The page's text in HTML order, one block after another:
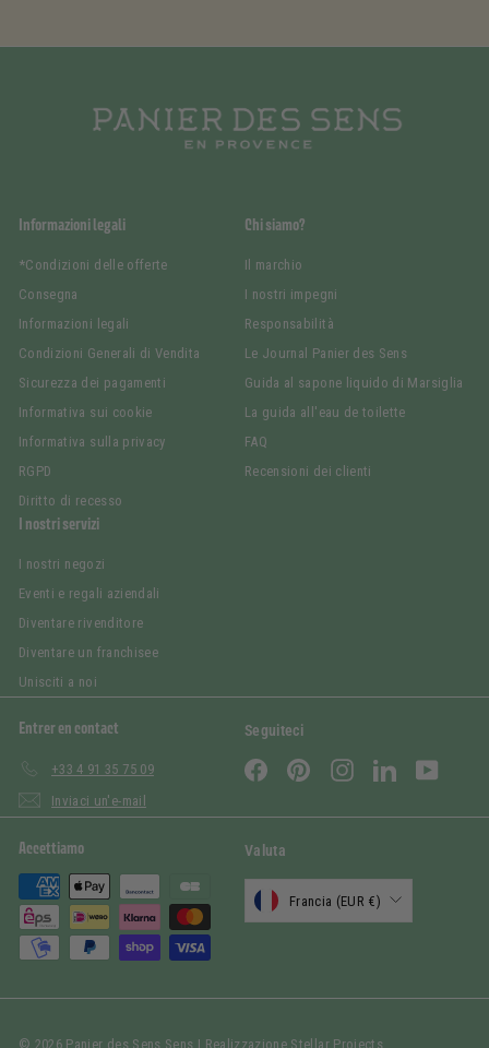
Informazioni legali
*Condizioni delle offerte
Consegna
Informazioni legali
Condizioni Generali di Vendita
Sicurezza dei pagamenti
Informativa sui cookie
Informativa sulla privacy
RGPD
Diritto di recesso
Chi siamo?
Il marchio
I nostri impegni
Responsabilità
Le Journal Panier des Sens
Guida al sapone liquido di Marsiglia
La guida all'eau de toilette
FAQ
Recensioni dei clienti
I nostri servizi
I nostri negozi
Eventi e regali aziendali
Diventare rivenditore
Diventare un franchisee
Unisciti a noi
Entrer en contact
+33 4 91 35 75 09
Inviaci un'e-mail
Seguiteci
FacebookPinterestInstagramLinkedIn
Accettiamo Valuta
Francia (EUR €)
© 2026 Panier des Sens Sens | Realizzazione Stellar Projects